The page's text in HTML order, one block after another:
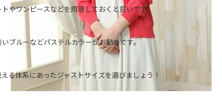
やワンピースなどを用意しておくと良いです。
ブルーなどパステルカラーがお勧めです。
る体系にあったジャストサイズを選びましょう！